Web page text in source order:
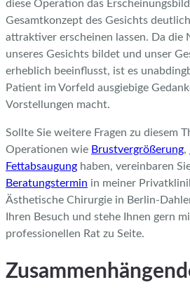
diese Operation das
Gesamtkonzept des Gesichts
attraktiver erscheinen lassen. Da die
unseres Gesichts bildet und unser
erheblich beeinflusst, ist es
Patient im Vorfeld ausgiebige
Vorstellungen macht.
Sollte Sie weitere Fragen zu diesem
Operationen wie Brustvergrößerung,
Fettabsaugung haben, vereinbaren
Beratungstermin in meiner
Ästhetische Chirurgie in Berlin-
Ihren Besuch und stehe Ihnen gern
professionellen Rat zu Seite.